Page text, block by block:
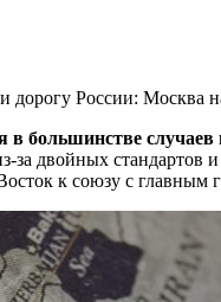
России: Москва
в большинстве
за двойных
к союзу с